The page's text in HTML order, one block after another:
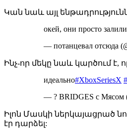
Կան նաև այլ
окей, они просто
— потанцевал отсюда
Ինչ-որ մեկը նաև կարծում է,
идеально#XboxSeriesX
— ? BRIDGES c Мясом
Իլոն Մասկի ներկայացրած
էր դարձել: